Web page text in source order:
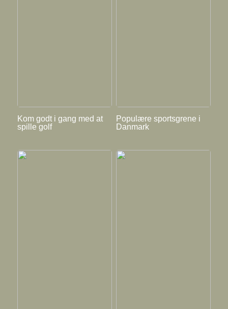
Kom godt i gang med at
spille golf
Populære sportsgrene i
Danmark